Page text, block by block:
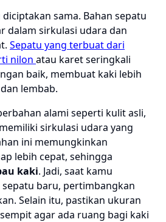
sama. Bahan sepatu
dalam sirkulasi udara dan
Sepatu yang terbuat dari
nilon atau karet seringkali
baik, membuat kaki lebih
lembab.
alami seperti kulit asli,
sirkulasi udara yang
ini memungkinkan
lebih cepat, sehingga
kaki. Jadi, saat kamu
baru, pertimbangkan
Selain itu, pastikan ukuran
agar ada ruang bagi kaki